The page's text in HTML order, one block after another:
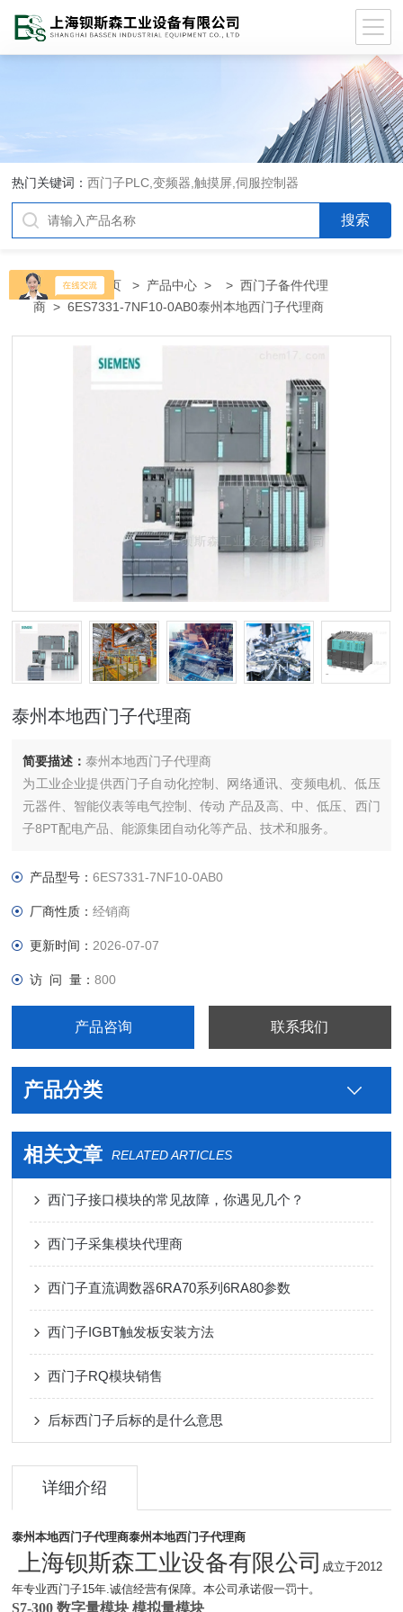
热门关键词：西门子PLC,变频器,触摸屏,伺服控制器
当前位置：首页 > 产品中心 > >西门子备件代理
商 > 6ES7331-7NF10-0AB0泰州本地西门子代理商
泰州本地西门子代理商
简要描述：泰州本地西门子代理商
为工业企业提供西门子自动化控制、网络通讯、变频电机、低压
元器件、智能仪表等电气控制、传动 产品及高、中、低压、西门
子8PT配电产品、能源集团自动化等产品、技术和服务。
西门子自动化控制、网络通讯、变频电机、低压元器件、智能仪
产品型号：6ES7331-7NF10-0AB0
厂商性质：经销商
更新时间： 2026-07-07
访 问 量：800
产品咨询 联系我们
产品分类
相关文章 RELATED ARTICLES
西门子接口模块的常见故障，你遇见几个？
西门子采集模块代理商
西门子直流调数器6RA70系列6RA80参数
西门子IGBT触发板安装方法
西门子RQ模块销售
后标西门子后标的是什么意思
详细介绍
泰州本地西门子代理商泰州本地西门子代理商
上海钡斯森工业设备有限公司 成立于2012
年专业西门子15年.诚信经营有保障。本公司承诺假一罚十。
S7-300 数字量模块 模拟量模块